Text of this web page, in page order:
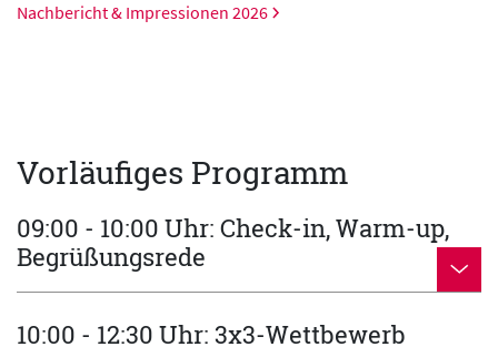
Nachbericht & Impressionen 2026
Vorläufiges Programm
09:00 - 10:00 Uhr: Check-in, Warm-up,
Begrüßungsrede
10:00 - 12:30 Uhr: 3x3-Wettbewerb